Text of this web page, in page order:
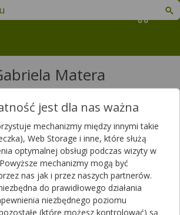
Koszyk
Matera
Polubień
9968
jest dla nas ważna
mechanizmy między innymi takie
Web Storage i inne, które służą
optymalnej obsługi podczas wizyty w
mechanizmy mogą być
nas jak i przez naszych partnerów.
do prawidłowego działania
niezbędnego poziomu
(które możesz kontrolować) są